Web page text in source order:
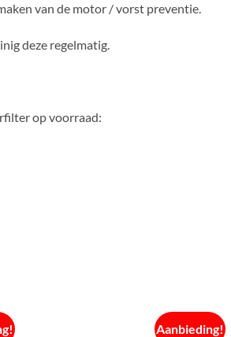
van de motor / vorst preventie.
deze regelmatig.
op voorraad:
Aanbieding!